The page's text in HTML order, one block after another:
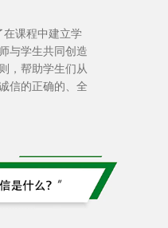
课程中建立学
与学生共同创造
，帮助学生们从
信的正确的、全